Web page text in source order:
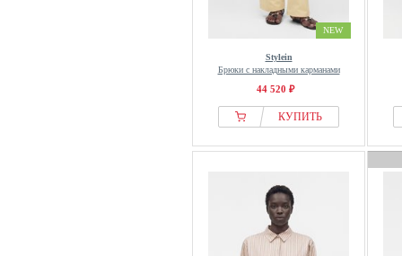
NEW
Stylein
Брюки с накладными карманами
44 520 ₽
КУПИТЬ